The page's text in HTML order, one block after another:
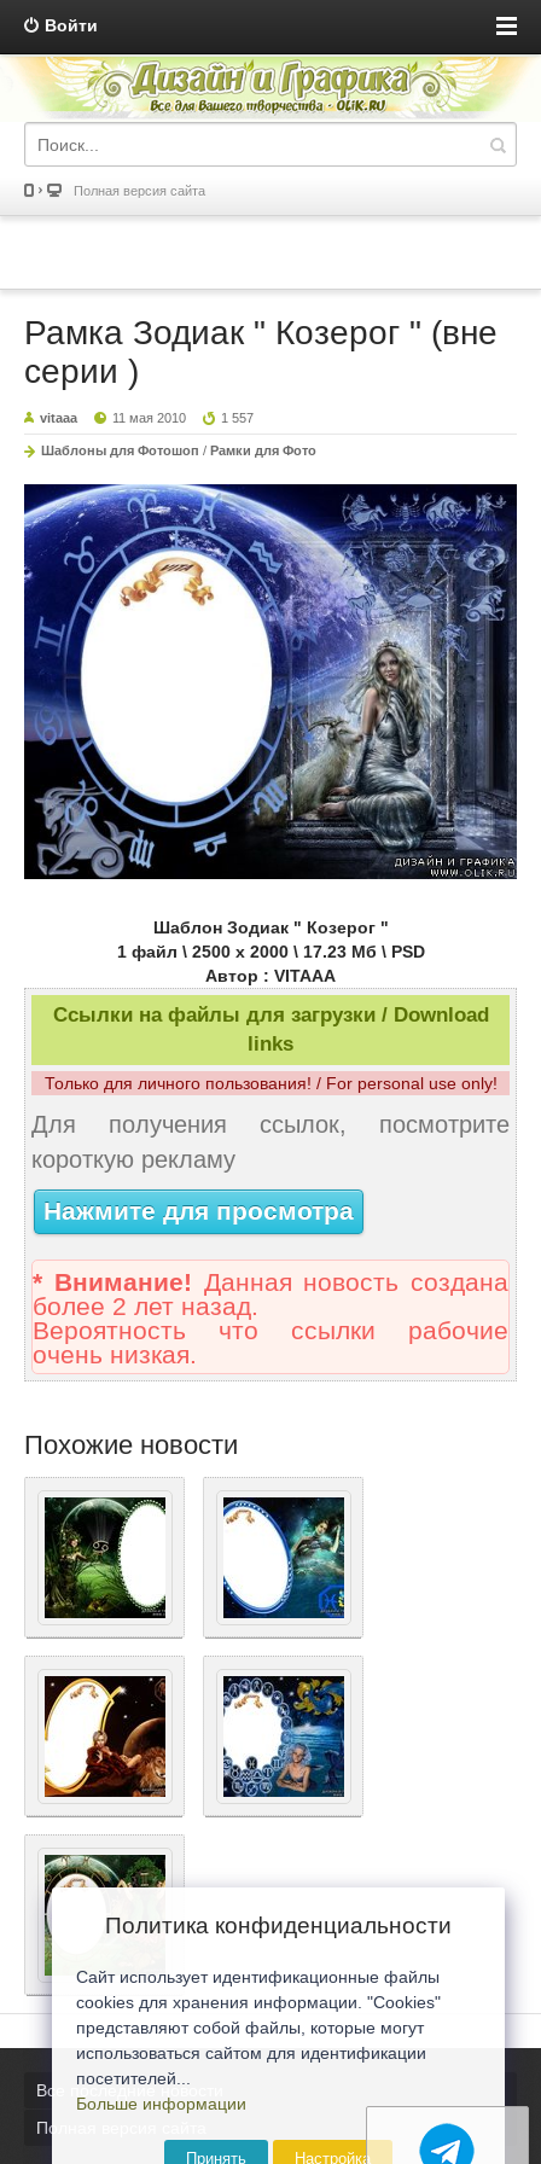
Войти
Полная версия сайта
Рамка Зодиак " Козерог " (вне
серии )
vitaaa 11 мая 2010 1 557
Шаблоны для Фотошоп / Рамки для Фото
Шаблон Зодиак " Козерог "
1 файл \ 2500 х 2000 \ 17.23 Мб \ PSD
Автор : VITAAA
Ссылки на файлы для загрузки / Download
links
Только для личного пользования! / For personal use only!
Для получения ссылок, посмотрите
короткую рекламу
Нажмите для просмотра
* Внимание! Данная новость создана
более 2 лет назад.
Вероятность что ссылки рабочие
очень низкая.
Похожие новости
Все последние новости
Полная версия сайта
Политика конфиденциальности
Сайт использует идентификационные файлы
cookies для хранения информации. "Cookies"
представляют собой файлы, которые могут
использоваться сайтом для идентификации
посетителей...
Больше информации
Принять Настройка